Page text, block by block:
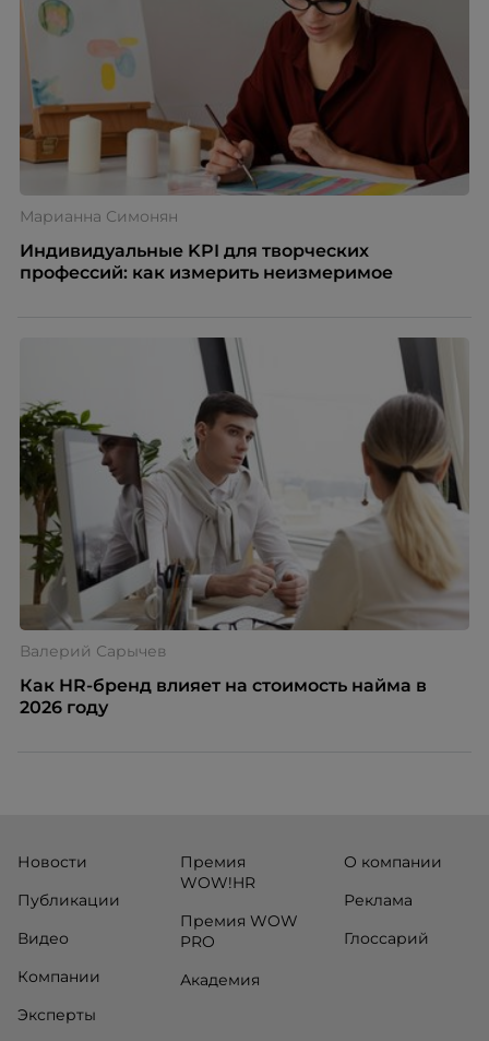
Марианна Симонян
Индивидуальные KPI для творческих
профессий: как измерить неизмеримое
Валерий Сарычев
Как HR-бренд влияет на стоимость найма в
2026 году
Новости
Публикации
Видео
Компании
Эксперты
Премия
WOW!HR
Премия WOW
PRO
Академия
О компании
Реклама
Глоссарий